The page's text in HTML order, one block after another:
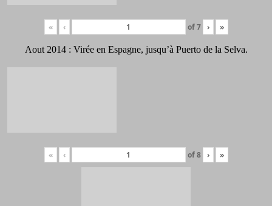
« ‹ of7 › »
Aout 2014 : Virée en Espagne, jusqu’à Puerto de la Selva.
« ‹ of8 › »